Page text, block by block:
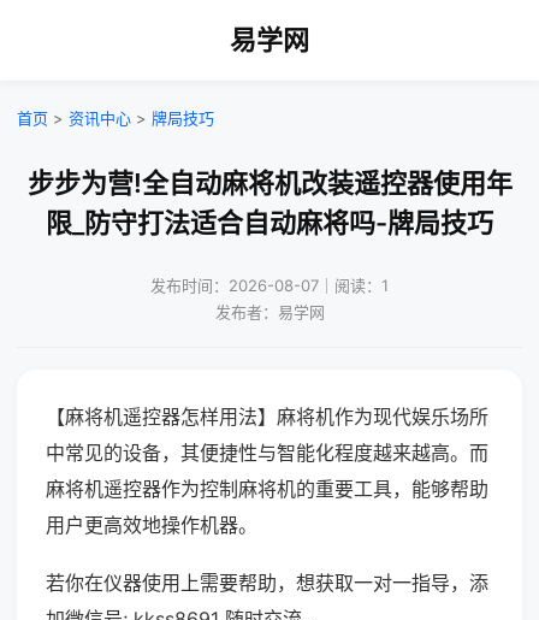
易学网
首页 > 资讯中心 > 牌局技巧
步步为营!全自动麻将机改装遥控器使用年
限_防守打法适合自动麻将吗-牌局技巧
发布时间：2026-08-07｜阅读：1
发布者：易学网
【麻将机遥控器怎样用法】麻将机作为现代娱乐场所
中常见的设备，其便捷性与智能化程度越来越高。而
麻将机遥控器作为控制麻将机的重要工具，能够帮助
用户更高效地操作机器。
若你在仪器使用上需要帮助，想获取一对一指导，添